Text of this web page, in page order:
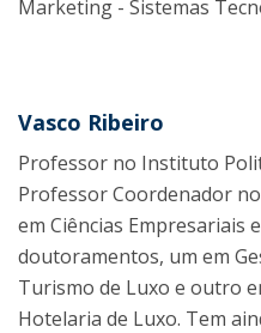
Marketing - Sistemas
Vasco Ribeiro
Professor no Instituto
Professor Coordenador
em Ciências Empresariais
doutoramentos, um em
Turismo de Luxo e outro
Hotelaria de Luxo. Tem